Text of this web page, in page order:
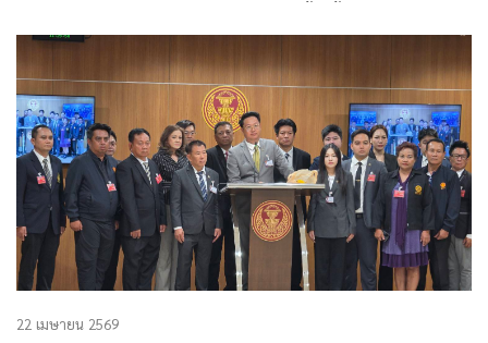
แผน “คนไทยต้องมาก่อน”
22 เมษายน 2569